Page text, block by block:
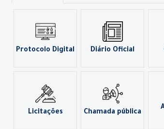
Protocolo Digital Diário Oficial
Licitações Chamada pública